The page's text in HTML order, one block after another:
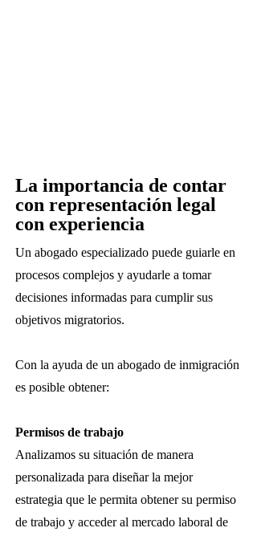
La importancia de contar
con representación legal
con experiencia
Un abogado especializado puede guiarle en
procesos complejos y ayudarle a tomar
decisiones informadas para cumplir sus
objetivos migratorios.
Con la ayuda de un abogado de inmigración
es posible obtener:
Permisos de trabajo
Analizamos su situación de manera
personalizada para diseñar la mejor
estrategia que le permita obtener su permiso
de trabajo y acceder al mercado laboral de